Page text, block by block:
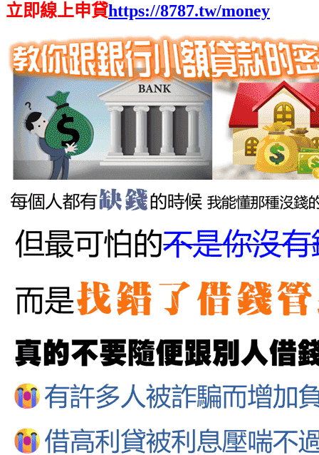
立即線上申貸https://8787.tw/money